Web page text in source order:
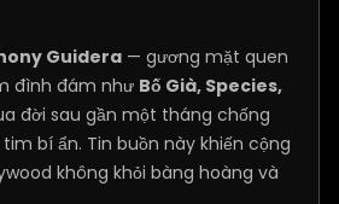
Guidera — gương mặt quen
đình đám như Bố Già, Species,
đời sau gần một tháng chống
bí ẩn. Tin buồn này khiến cộng
không khỏi bàng hoàng và